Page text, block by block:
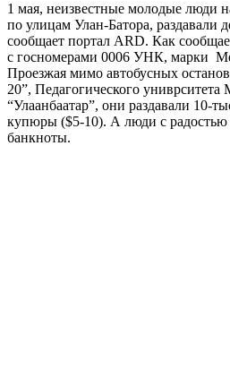
1 мая, неизвестные молодые люди
по улицам Улан-Батора, раздавали
сообщает портал ARD. Как
с госномерами 0006 УНК, марки
Проезжая мимо автобусных
20”, Педагогического
“Улаанбаатар”, они раздавали 10-
купюры ($5-10). А люди с радостью
банкноты.